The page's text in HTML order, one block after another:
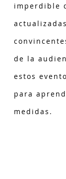
imperdible
de la
estos
para
medidas.